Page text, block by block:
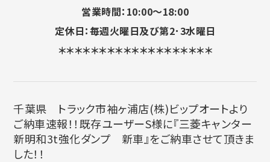
営業時間：10:00～18:00
定休日：毎週火曜日及び第2･3水曜日
＊＊＊＊＊＊＊＊＊＊＊＊＊＊＊＊＊＊＊
千葉県 トラック市袖ヶ浦店(株)ビップオートより
ご納車速報！！既存ユーザーS様に『三菱キャンター
新明和3t強化ダンプ 新車』をご納車させて頂きま
した！！